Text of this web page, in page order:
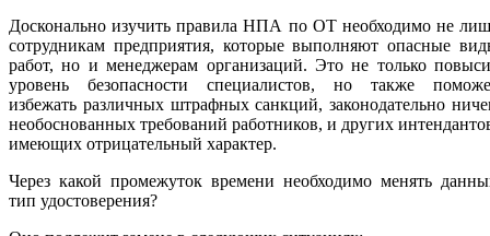
Досконально изучить правила НПА по ОТ необходимо не
сотрудникам предприятия, которые выполняют опасные
работ, но и менеджерам организаций. Это не только
уровень безопасности специалистов, но также
избежать различных штрафных санкций, законодательно
необоснованных требований работников, и других
имеющих отрицательный характер.
Через какой промежуток времени необходимо менять
тип удостоверения?